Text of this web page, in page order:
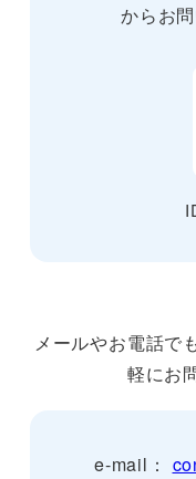
からお
メールやお電話で
軽にお
e-mail：